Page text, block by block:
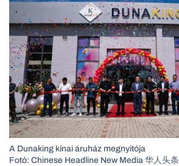
A Dunaking kínai áruház megnyitója
Fotó: Chinese Headline New Media 华人头